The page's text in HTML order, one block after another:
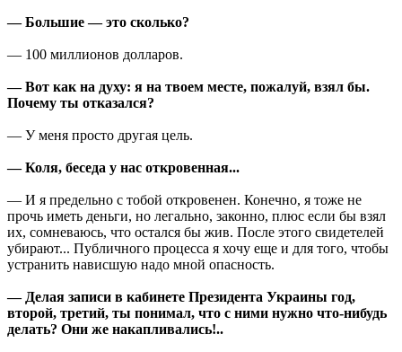
— Большие — это сколько?
— 100 миллионов долларов.
— Вот как на духу: я на твоем месте, пожалуй, взял бы.
Почему ты отказался?
— У меня просто другая цель.
— Коля, беседа у нас откровенная...
— И я предельно с тобой откровенен. Конечно, я тоже не
прочь иметь деньги, но легально, законно, плюс если бы взял
их, сомневаюсь, что остался бы жив. После этого свидетелей
убирают... Публичного процесса я хочу еще и для того, чтобы
устранить нависшую надо мной опасность.
— Делая записи в кабинете Президента Украины год,
второй, третий, ты понимал, что с ними нужно что-нибудь
делать? Они же накапливались!..